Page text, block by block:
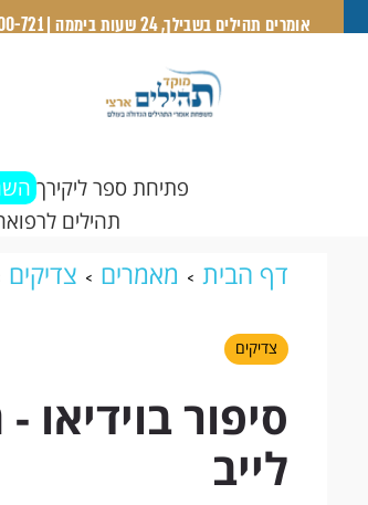
אומרים תהילים בשבילך, 24 שעות ביממה | 1-700-700-721
פתיחת ספר ליקירך
תהילים
דף הבית מאמרים צדיקים
צדיקים
סיפור
לייב